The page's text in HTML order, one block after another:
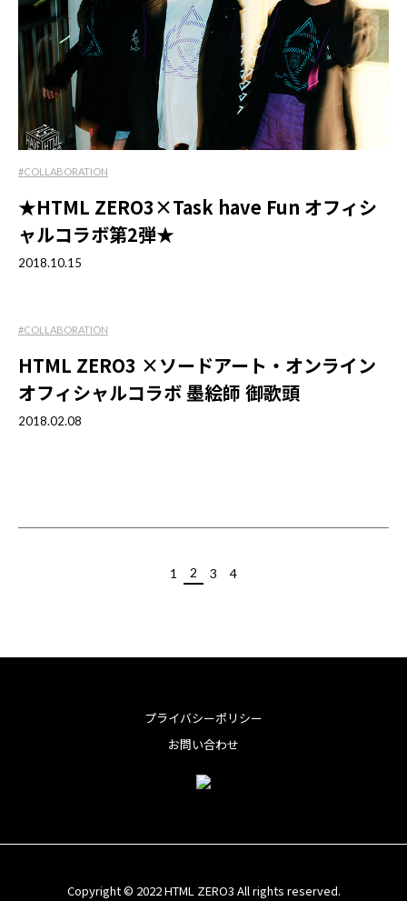
#COLLABORATION
★HTML ZERO3×Task have Fun オフィシ
ャルコラボ第2弾★
2018.10.15
#COLLABORATION
HTML ZERO3 ×ソードアート・オンライン
オフィシャルコラボ 墨絵師 御歌頭
2018.02.08
1 2 3 4
プライバシーポリシー
お問い合わせ
Copyright © 2022 HTML ZERO3 All rights reserved.